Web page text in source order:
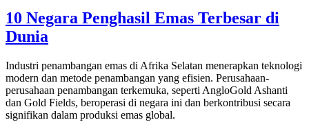
10 Negara Penghasil Emas Terbesar di
Dunia
Industri penambangan emas di Afrika Selatan menerapkan teknologi
modern dan metode penambangan yang efisien. Perusahaan-
perusahaan penambangan terkemuka, seperti AngloGold Ashanti
dan Gold Fields, beroperasi di negara ini dan berkontribusi secara
signifikan dalam produksi emas global.